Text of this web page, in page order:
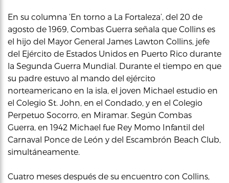
En su columna ‘En torno a La Fortaleza’, del 20 de
agosto de 1969, Combas Guerra señala que Collins es
el hijo del Mayor General James Lawton Collins, jefe
del Ejército de Estados Unidos en Puerto Rico durante
la Segunda Guerra Mundial. Durante el tiempo en que
su padre estuvo al mando del ejército
norteamericano en la isla, el joven Michael estudio en
el Colegio St. John, en el Condado, y en el Colegio
Perpetuo Socorro, en Miramar. Según Combas
Guerra, en 1942 Michael fue Rey Momo Infantil del
Carnaval Ponce de León y del Escambrón Beach Club,
simultáneamente.
Cuatro meses después de su encuentro con Collins,